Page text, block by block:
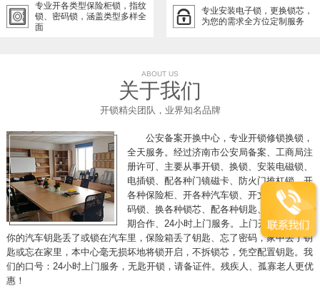
专业开各类型保险柜锁，指纹
锁、密码锁，涵盖类型多样全
面
专业安装电子锁，更换锁芯，
为您的需求全方位定制服务
ABOUT US
关于我们
开锁精尖团队，业界知名品牌
公安备案开换中心，专业开锁修锁换锁，
全天服务。经过济南市公安局备案、工商局注
册许可、主要从事开锁、换锁、安装电磁锁、
电插锁、配各种门镜磁卡、防火门推杠锁、开
各种保险柜、开各种汽车锁、开文件柜、开密
码锁、换各种锁芯、配各种钥匙、各单位可长
期合作、24小时上门服务。上门开锁，假如
你的汽车钥匙丢了或锁在汽车里，保险箱丢了钥匙、忘了密码，家中丢了钥
匙或忘在家里，本中心毫无损坏地将锁开启，不拆锁芯，凭空配置钥匙。我
们的口号：24小时上门服务，无匙开锁，请备证件。残疾人、孤寡老人更优
惠！